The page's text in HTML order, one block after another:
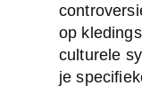
op
culturele
je